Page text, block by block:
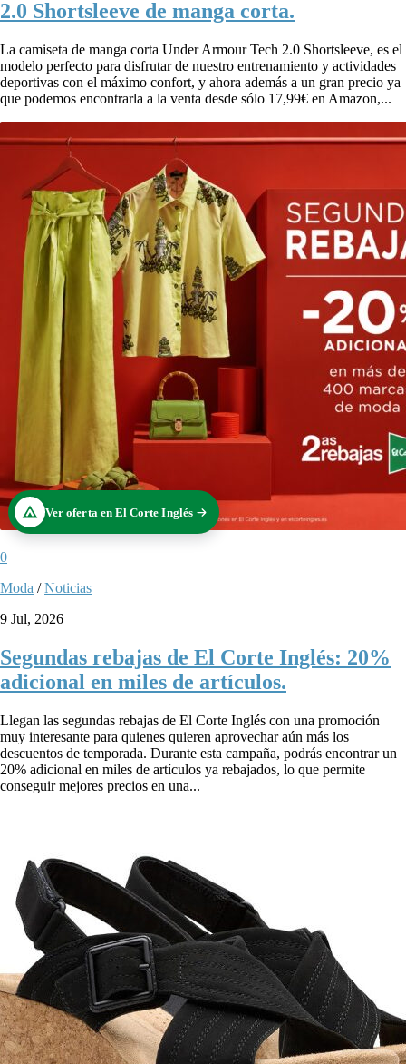
2.0 Shortsleeve de manga corta.
La camiseta de manga corta Under Armour Tech 2.0 Shortsleeve, es el
modelo perfecto para disfrutar de nuestro entrenamiento y actividades
deportivas con el máximo confort, y ahora además a un gran precio ya
que podemos encontrarla a la venta desde sólo 17,99€ en Amazon,...
Ver oferta en El Corte Inglés
0
Moda /Noticias
9 Jul, 2026
Segundas rebajas de El Corte Inglés: 20%
adicional en miles de artículos.
Llegan las segundas rebajas de El Corte Inglés con una promoción
muy interesante para quienes quieren aprovechar aún más los
descuentos de temporada. Durante esta campaña, podrás encontrar un
20% adicional en miles de artículos ya rebajados, lo que permite
conseguir mejores precios en una...